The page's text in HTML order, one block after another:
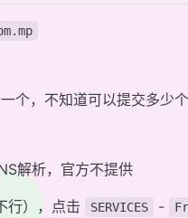
个，不知道可以提交多少
解析，官方不提供
行），点击 SERVICES -